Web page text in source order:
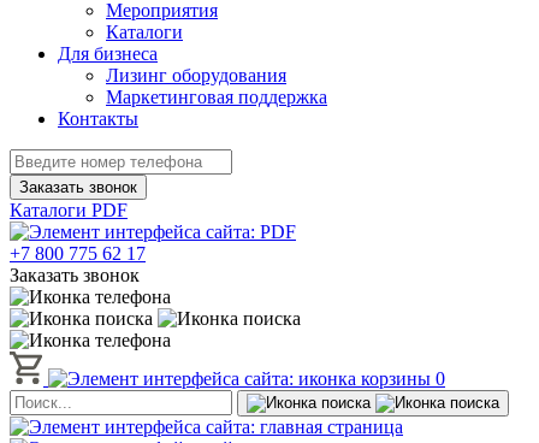
Мероприятия
Каталоги
Для бизнеса
Лизинг оборудования
Маркетинговая поддержка
Контакты
Заказать звонок
Каталоги PDF
+7 800 775 62 17
Заказать звонок
0